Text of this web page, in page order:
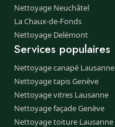
Nettoyage Neuchâtel
La Chaux-de-Fonds
Nettoyage Delémont
Services populaires
Nettoyage canapé Lausanne
Nettoyage tapis Genève
Nettoyage vitres Lausanne
Nettoyage façade Genève
Nettoyage toiture Lausanne